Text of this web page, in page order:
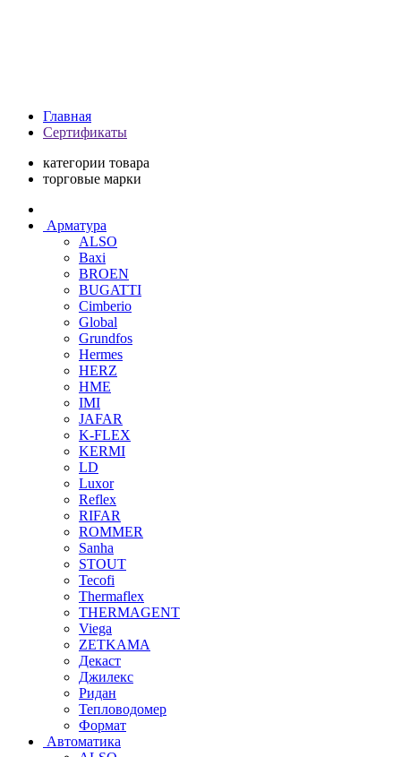
Главная
Сертификаты
категории товара
торговые марки
Арматура
ALSO
Baxi
BROEN
BUGATTI
Cimberio
Global
Grundfos
Hermes
HERZ
HME
IMI
JAFAR
K-FLEX
KERMI
LD
Luxor
Reflex
RIFAR
ROMMER
Sanha
STOUT
Tecofi
Thermaflex
THERMAGENT
Viega
ZETKAMA
Декаст
Джилекс
Ридан
Тепловодомер
Формат
Автоматика